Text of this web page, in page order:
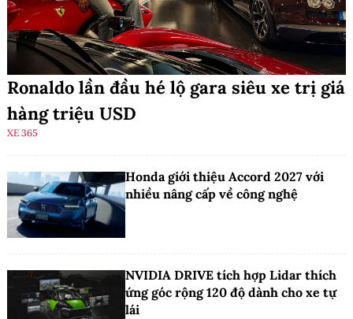
Ronaldo lần đầu hé lộ gara siêu xe trị giá
hàng triệu USD
XE 365
Honda giới thiệu Accord 2027 với
nhiều nâng cấp về công nghệ
NVIDIA DRIVE tích hợp Lidar thích
ứng góc rộng 120 độ dành cho xe tự
lái